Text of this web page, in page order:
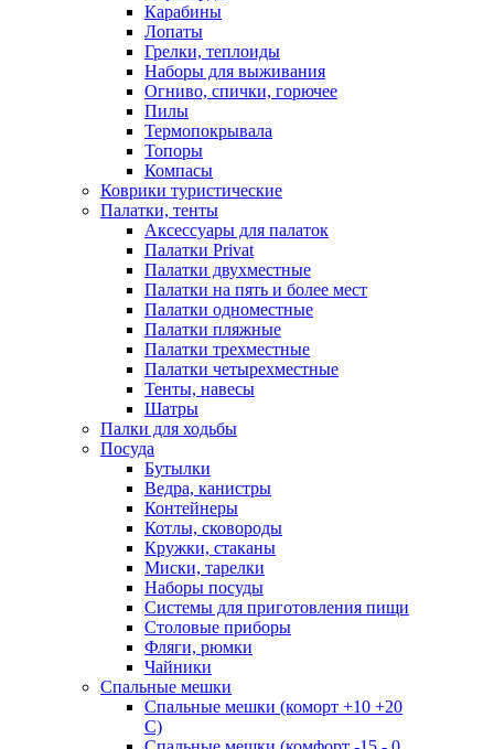
Карабины
Лопаты
Грелки, теплоиды
Наборы для выживания
Огниво, спички, горючее
Пилы
Термопокрывала
Топоры
Компасы
Коврики туристические
Палатки, тенты
Аксессуары для палаток
Палатки Privat
Палатки двухместные
Палатки на пять и более мест
Палатки одноместные
Палатки пляжные
Палатки трехместные
Палатки четырехместные
Тенты, навесы
Шатры
Палки для ходьбы
Посуда
Бутылки
Ведра, канистры
Контейнеры
Котлы, сковороды
Кружки, стаканы
Миски, тарелки
Наборы посуды
Системы для приготовления пищи
Столовые приборы
Фляги, рюмки
Чайники
Спальные мешки
Спальные мешки (коморт +10 +20
С)